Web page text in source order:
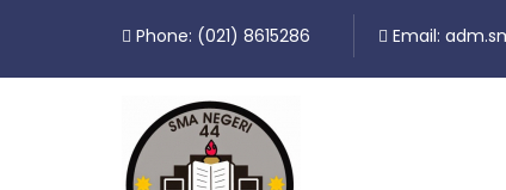
Phone: (021) 8615286 Email: